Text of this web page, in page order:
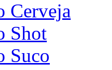
Cerveja
Shot
Suco